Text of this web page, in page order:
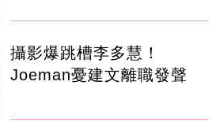
攝影爆跳槽李多慧！
Joeman憂建文離職發聲